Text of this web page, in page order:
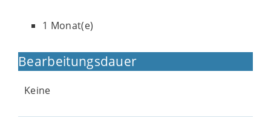
1 Monat(e)
Bearbeitungsdauer
Keine